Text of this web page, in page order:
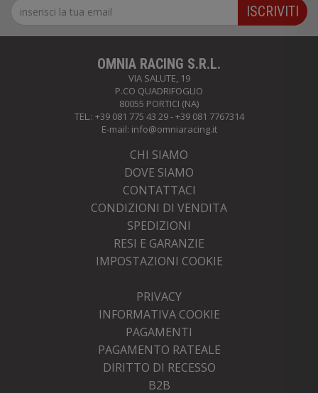
ISCRIVITI
OMNIA RACING S.R.L.
VIA SALUTE, 19
P.CO QUADRIFOGLIO
80055 PORTICI (NA)
TEL.: +39 081 775 43 29 - +39 081 7767314
E-mail: info@omniaracing.it
CHI SIAMO
DOVE SIAMO
CONTATTACI
CONDIZIONI DI VENDITA
SPEDIZIONI
RESI E GARANZIE
IMPOSTAZIONI COOKIE
PRIVACY
INFORMATIVA COOKIE
PAGAMENTI
PAGAMENTO RATEALE
DIRITTO DI RECESSO
B2B